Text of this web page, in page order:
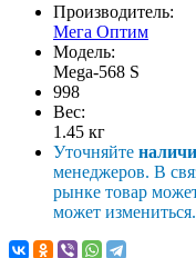
Производитель:
Мега Оптим
Модель:
Mega-568 S
998
Вес:
1.45 кг
Уточняйте
менеджеров. В
рынке товар
может измениться.